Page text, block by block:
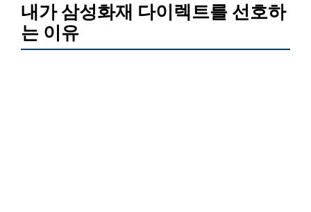
내가 삼성화재 다이렉트를 선호하
는 이유